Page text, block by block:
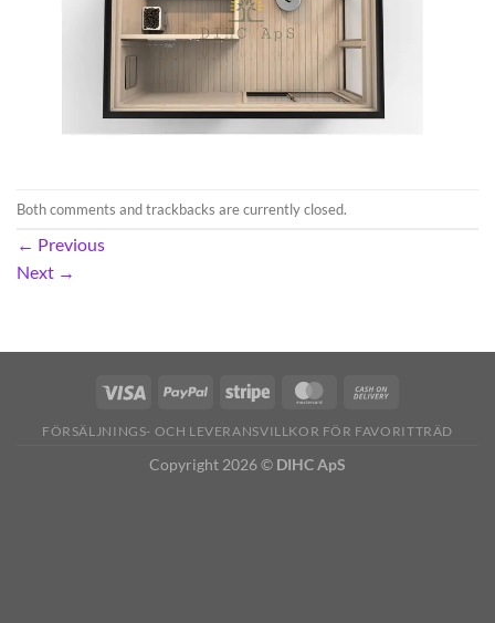
Both comments and trackbacks are currently closed.
← Previous
Next →
FÖRSÄLJNINGS- OCH LEVERANSVILLKOR FÖR FAVORITTRÄD
Copyright 2026 © DIHC ApS